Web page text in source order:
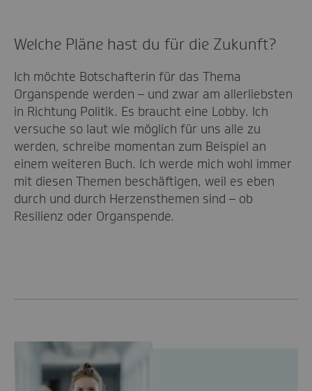
Welche Pläne hast du für die Zukunft?
Ich möchte Botschafterin für das Thema
Organspende werden – und zwar am allerliebsten
in Richtung Politik. Es braucht eine Lobby. Ich
versuche so laut wie möglich für uns alle zu
werden, schreibe momentan zum Beispiel an
einem weiteren Buch. Ich werde mich wohl immer
mit diesen Themen beschäftigen, weil es eben
durch und durch Herzensthemen sind – ob
Resilienz oder Organspende.